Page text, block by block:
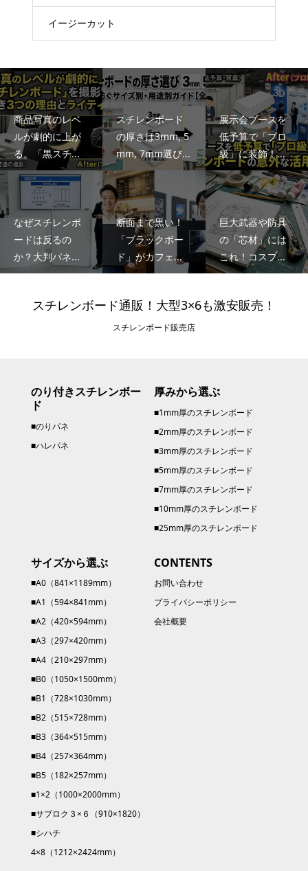
イージーカット
商品写真のレベ
ルが劇的に上が
る。「黒スチ...
スチレンボード
の厚さは3mm, 5
mm, 7mm選び...
展示会ブースを
低予算で「プロ
級」に装飾！...
なぜスチレンボ
ードは反るの
か？大判パネ...
断面まで黒い！
「ブラックボー
ド」がカフェ...
巨大武器や防具
の「芯材」には
これ！コスプ...
スチレンボード通販！大型3×6も激安販売！
スチレンボード販売店
のり付きスチレンボー
ド
■のりパネ
■ハレパネ
厚みから選ぶ
■1mm厚のスチレンボード
■2mm厚のスチレンボード
■3mm厚のスチレンボード
■5mm厚のスチレンボード
■7mm厚のスチレンボード
■10mm厚のスチレンボード
■25mm厚のスチレンボード
サイズから選ぶ
■A0（841×1189mm）
■A1（594×841mm）
■A2（420×594mm）
■A3（297×420mm）
■A4（210×297mm）
■B0（1050×1500mm）
■B1（728×1030mm）
■B2（515×728mm）
■B3（364×515mm）
■B4（257×364mm）
■B5（182×257mm）
■1×2（1000×2000mm）
■サブロク３×６（910×1820）
■シハチ
4×8（1212×2424mm）
CONTENTS
お問い合わせ
プライバシーポリシー
会社概要